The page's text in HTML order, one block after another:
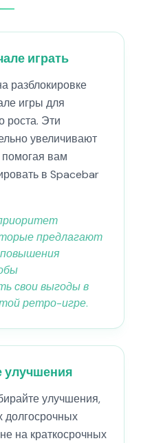
играть
разблокировке
игры для
роста. Эти
увеличивают
помогая вам
в Spacebar
предлагают
свои выгоды в
ретро-игре.
улучшения
улучшения,
долгосрочных
на краткосрочных